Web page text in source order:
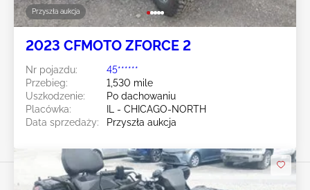
Przyszła aukcja
2023 CFMOTO ZFORCE 2
Nr pojazdu:
45******
Przebieg:
1,530 mile
Uszkodzenie:
Po dachowaniu
Placówka:
IL - CHICAGO-NORTH
Data sprzedaży:
Przyszła aukcja